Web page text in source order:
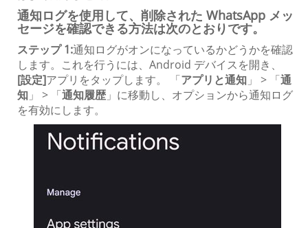
通知ログを使用して、削除された WhatsApp メッ
セージを確認できる方法は次のとおりです。
ステップ 1:通知ログがオンになっているかどうかを確認
します。これを行うには、Android デバイスを開き、
[設定]アプリをタップします。 「アプリと通知 」 > 「通
知 」 > 「通知履歴 」に移動し、オプションから通知ログ
を有効にします。